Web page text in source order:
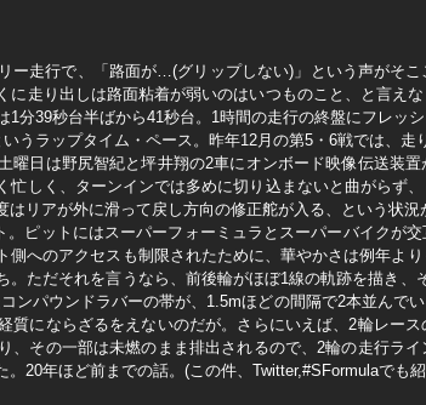
ー走行で、「路面が…(グリップしない)」という声がそ
走り出しは路面粘着が弱いのはいつものこと、と言え
分39秒台半ばから41秒台。1時間の走行の終盤にフレッ
うラップタイム・ペース。昨年12月の第5・6戦では、
曜日は野尻智紀と坪井翔の2車にオンボード映像伝送装
忙しく、ターンインでは多めに切り込まないと曲がらず
リアが外に滑って戻し方向の修正舵が入る、という状況
ピットにはスーパーフォーミュラとスーパーバイクが
側へのアクセスも制限されたために、華やかさは例年よ
ただそれを言うなら、前後輪がほぼ1線の軌跡を描き、
ンパウンドラバーの帯が、1.5mほどの間隔で2本並んで
質にならざるをえないのだが。さらにいえば、2輪レー
、その一部は未燃のまま排出されるので、2輪の走行ラ
20年ほど前までの話。(この件、Twitter,#SFormulaでも